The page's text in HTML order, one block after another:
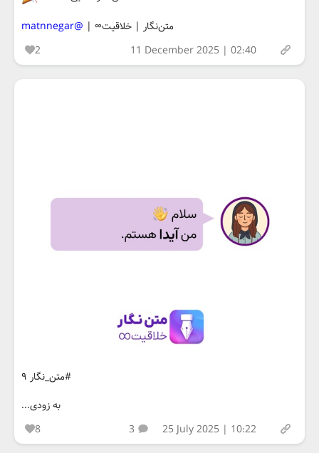
متن‌نگار | خلاقیت∞ | @matnnegar
2
11 December 2025 | 02:40
#متن_نگار ۹
به زودی...
8
3 25 July 2025 | 10:22